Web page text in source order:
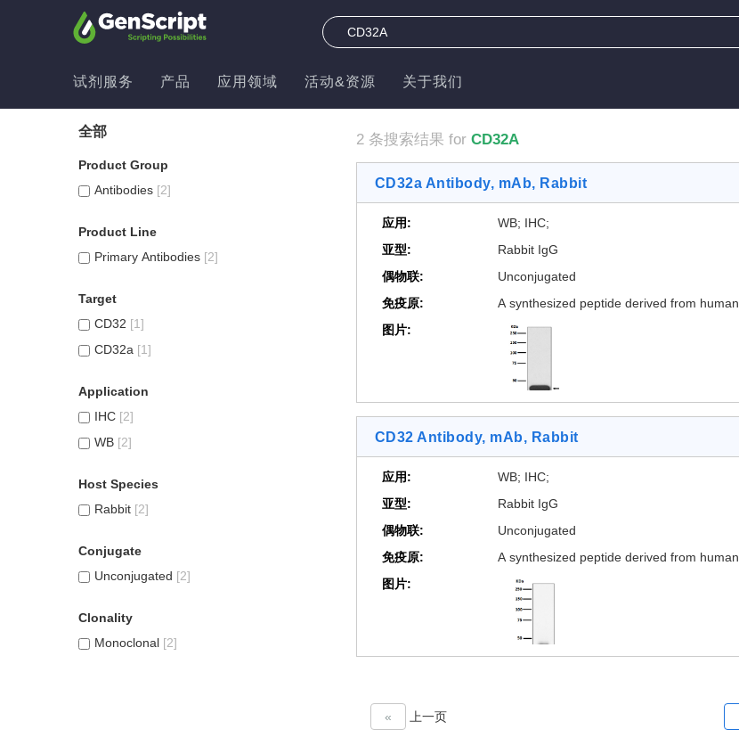
试剂服务 产品 应用领域 活动&资源 关于我们
全部
Product Group
Antibodies [2]
Product Line
Primary Antibodies [2]
Target
CD32 [1]
CD32a [1]
Application
IHC [2]
WB [2]
Host Species
Rabbit [2]
Conjugate
Unconjugated [2]
Clonality
Monoclonal [2]
2 条搜索结果 for CD32A
CD32a Antibody, mAb, Rabbit
应用:
WB; IHC;
亚型:
Rabbit IgG
偶物联:
Unconjugated
免疫原:
A synthesized peptide derived from
图片:
CD32 Antibody, mAb, Rabbit
应用:
WB; IHC;
亚型:
Rabbit IgG
偶物联:
Unconjugated
免疫原:
A synthesized peptide derived from
图片:
« 上一页